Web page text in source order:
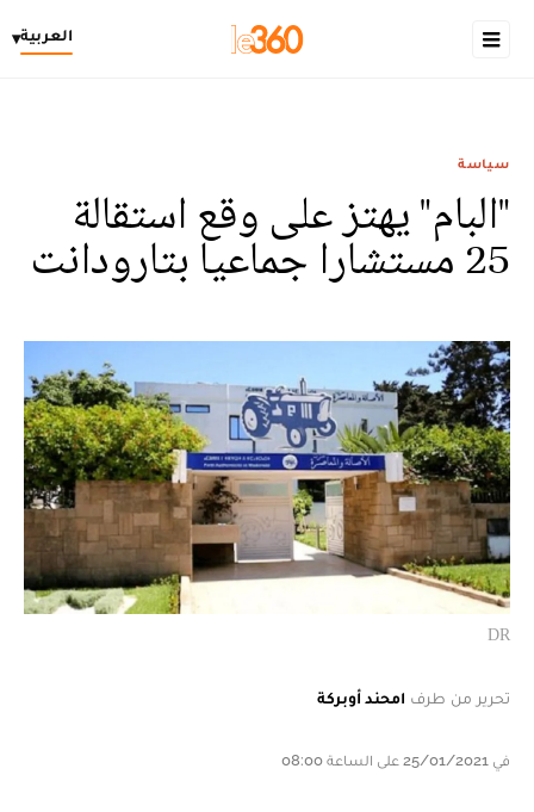
العربية▾
سياسة
"البام" يهتز على وقع استقالة
25 مستشارا جماعيا بتارودانت
DR
تحرير من طرف امحند أوبركة
في 25/01/2021 على الساعة 08:00